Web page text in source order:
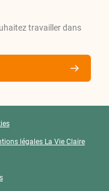
travailler dans
légales La Vie Claire